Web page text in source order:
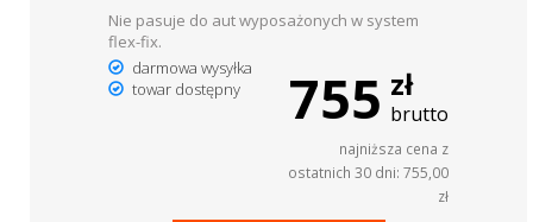
Nie pasuje do aut wyposażonych w system
flex-fix.
darmowa wysyłka
towar dostępny
755 zł
brutto
najniższa cena z
ostatnich 30 dni: 755,00
zł